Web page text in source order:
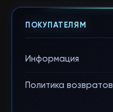
ПОКУПАТЕЛЯМ
Информация
Политика возвратов